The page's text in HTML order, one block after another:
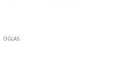
OGLAS